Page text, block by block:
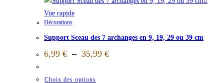
Vue rapide
Décorations
Support Sceau des 7 archanges en 9, 19, 29 ou 39 cm
6,99 € – 35,99 €
Choix des options